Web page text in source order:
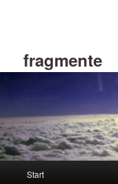
fragmente
Start